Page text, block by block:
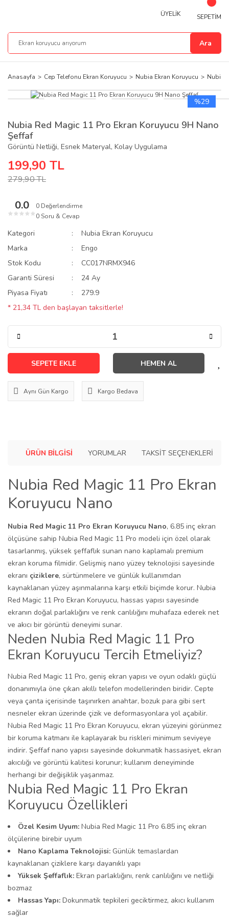
Ara
ÜYELİK SEPETİM
Anasayfa Cep Telefonu Ekran Koruyucu Nubia Ekran Koruyucu Nubia
%29
Nubia Red Magic 11 Pro Ekran Koruyucu 9H Nano
Şeffaf
Görüntü Netliği, Esnek Materyal, Kolay Uygulama
199,90 TL
279,90 TL
0.0
★ ★ ★ ★ ★
0 Değerlendirme
0 Soru & Cevap
Kategori
Nubia Ekran Koruyucu
Marka
Engo
Stok Kodu
CC017NRMX946
Garanti Süresi
24 Ay
Piyasa Fiyatı
279.9
* 21,34 TL den başlayan taksitlerle!
SEPETE EKLE HEMEN AL
Aynı Gün Kargo Kargo Bedava
ÜRÜN BILGISI YORUMLAR TAKSIT SEÇENEKLERI
Nubia Red Magic 11 Pro Ekran
Koruyucu Nano
Nubia Red Magic 11 Pro Ekran Koruyucu Nano, 6.85 inç ekran
ölçüsüne sahip Nubia Red Magic 11 Pro modeli için özel olarak
tasarlanmış, yüksek şeffaflık sunan nano kaplamalı premium
ekran koruma filmidir. Gelişmiş nano yüzey teknolojisi sayesinde
ekranı çiziklere, sürtünmelere ve günlük kullanımdan
kaynaklanan yüzey aşınmalarına karşı etkili biçimde korur. Nubia
Red Magic 11 Pro Ekran Koruyucu, hassas yapısı sayesinde
ekranın doğal parlaklığını ve renk canlılığını muhafaza ederek net
ve akıcı bir görüntü deneyimi sunar.
Neden Nubia Red Magic 11 Pro
Ekran Koruyucu Tercih Etmeliyiz?
Nubia Red Magic 11 Pro, geniş ekran yapısı ve oyun odaklı güçlü
donanımıyla öne çıkan akıllı telefon modellerinden biridir. Cepte
veya çanta içerisinde taşınırken anahtar, bozuk para gibi sert
nesneler ekran üzerinde çizik ve deformasyonlara yol açabilir.
Nubia Red Magic 11 Pro Ekran Koruyucu, ekran yüzeyini görünmez
bir koruma katmanı ile kaplayarak bu riskleri minimum seviyeye
indirir. Şeffaf nano yapısı sayesinde dokunmatik hassasiyet, ekran
akıcılığı ve görüntü kalitesi korunur; kullanım deneyiminde
herhangi bir değişiklik yaşanmaz.
Nubia Red Magic 11 Pro Ekran
Koruyucu Özellikleri
Özel Kesim Uyum: Nubia Red Magic 11 Pro 6.85 inç ekran
ölçülerine birebir uyum
Nano Kaplama Teknolojisi: Günlük temaslardan
kaynaklanan çiziklere karşı dayanıklı yapı
Yüksek Şeffaflık: Ekran parlaklığını, renk canlılığını ve netliği
bozmaz
Hassas Yapı: Dokunmatik tepkileri geciktirmez, akıcı kullanım
sağlar